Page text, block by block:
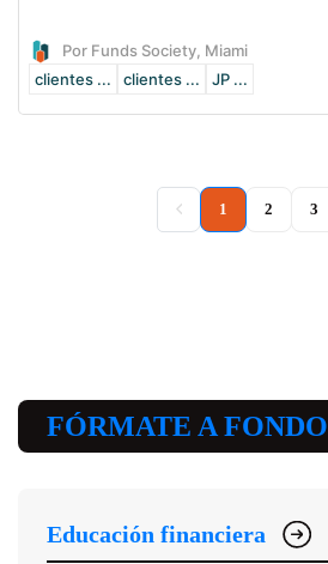
Por Funds Society, Miami
clientes ...
clientes ... JP ...
1 (current)
2 3
FÓRMATE A FONDO
Educación financiera